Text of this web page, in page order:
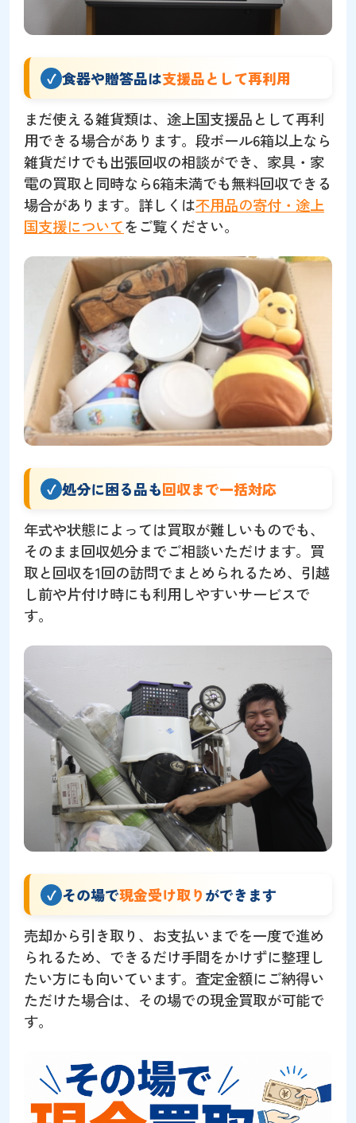
食器や贈答品は支援品として再利用
まだ使える雑貨類は、途上国支援品として再利
用できる場合があります。段ボール6箱以上なら
雑貨だけでも出張回収の相談ができ、家具・家
電の買取と同時なら6箱未満でも無料回収できる
場合があります。詳しくは不用品の寄付・途上
国支援についてをご覧ください。
処分に困る品も回収まで一括対応
年式や状態によっては買取が難しいものでも、
そのまま回収処分までご相談いただけます。買
取と回収を1回の訪問でまとめられるため、引越
し前や片付け時にも利用しやすいサービスで
す。
その場で現金受け取りができます
売却から引き取り、お支払いまでを一度で進め
られるため、できるだけ手間をかけずに整理し
たい方にも向いています。査定金額にご納得い
ただけた場合は、その場での現金買取が可能で
す。